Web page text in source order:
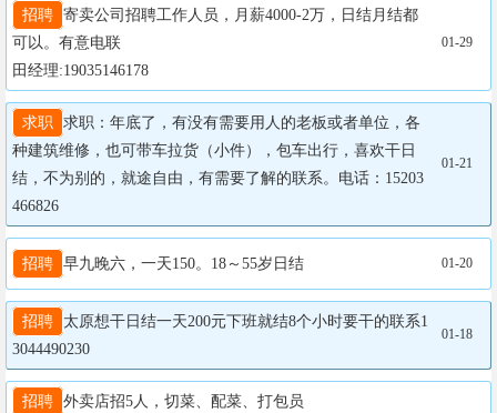
招聘 寄卖公司招聘工作人员，月薪4000-2万，日结月结都
可以。有意电联
田经理:19035146178
01-29
求职
求职：年底了，有没有需要用人的老板或者单位，各
种建筑维修，也可带车拉货（小件），包车出行，喜欢干日
结，不为别的，就途自由，有需要了解的联系。电话：15203
466826
01-21
招聘 早九晚六，一天150。18～55岁日结 01-20
招聘
太原想干日结一天200元下班就结8个小时要干的联系1
3044490230
01-18
招聘 外卖店招5人，切菜、配菜、打包员